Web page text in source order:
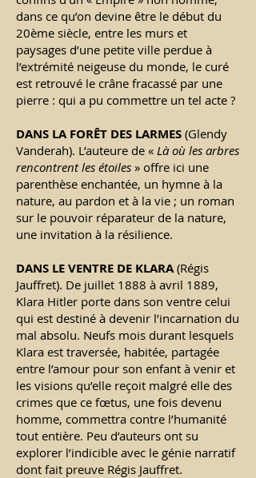
dans ce qu’on devine être le début du
20ème siècle, entre les murs et
paysages d’une petite ville perdue à
l’extrémité neigeuse du monde, le curé
est retrouvé le crâne fracassé par une
pierre : qui a pu commettre un tel acte ?
DANS LA FORÊT DES LARMES (Glendy
Vanderah). L’auteure de « Là où les arbres
rencontrent les étoiles » offre ici une
parenthèse enchantée, un hymne à la
nature, au pardon et à la vie ; un roman
sur le pouvoir réparateur de la nature,
une invitation à la résilience.
DANS LE VENTRE DE KLARA(Régis
Jauffret). De juillet 1888 à avril 1889,
Klara Hitler porte dans son ventre celui
qui est destiné à devenir l’incarnation du
mal absolu. Neufs mois durant lesquels
Klara est traversée, habitée, partagée
entre l’amour pour son enfant à venir et
les visions qu’elle reçoit malgré elle des
crimes que ce fœtus, une fois devenu
homme, commettra contre l’humanité
tout entière. Peu d’auteurs ont su
explorer l’indicible avec le génie narratif
dont fait preuve Régis Jauffret.